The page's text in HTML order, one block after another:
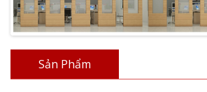
Sản Phẩm